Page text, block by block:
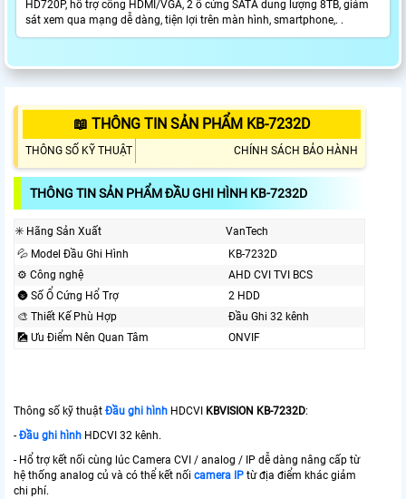
HD720P, hỗ trợ cổng HDMI/VGA, 2 ổ cứng SATA dung lượng 8TB, giám
sát xem qua mạng dễ dàng, tiện lợi trên màn hình, smartphone,. .
📖 THÔNG TIN SẢN PHẨM KB-7232D
THÔNG SỐ KỸ THUẬT CHÍNH SÁCH BẢO HÀNH
THÔNG TIN SẢN PHẨM ĐẦU GHI HÌNH KB-7232D
✳️ Hãng Sản Xuất
VanTech
💦 Model Đầu Ghi Hình
KB-7232D
⚙ Công nghệ
AHD CVI TVI BCS
🌚 Số Ổ Cứng Hổ Trợ
2 HDD
🎨 Thiết Kế Phù Hợp
Đầu Ghi 32 kênh
🎑 Ưu Điểm Nên Quan Tâm
ONVIF
Thông số kỹ thuật Đầu ghi hình HDCVI KBVISION KB-7232D:
- Đầu ghi hình HDCVI 32 kênh.
- Hổ trợ kết nối cùng lúc Camera CVI / analog / IP dễ dàng nâng cấp từ
hệ thống analog củ và có thể kết nối camera IP từ địa điểm khác giảm
chi phí.